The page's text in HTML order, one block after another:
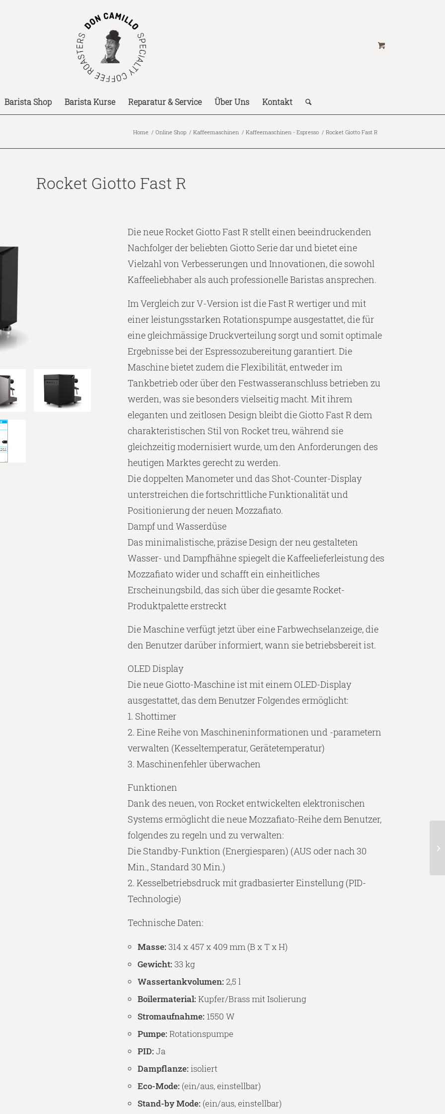
Barista Shop Barista Kurse Reparatur & Service Über Uns Kontakt
Home / Online Shop / Kaffeemaschinen / Kaffeemaschinen - Espresso / Rocket Giotto Fast R
Rocket Giotto Fast R
Die neue Rocket Giotto Fast R stellt einen beeindruckenden
Nachfolger der beliebten Giotto Serie dar und bietet eine
Vielzahl von Verbesserungen und Innovationen, die sowohl
Kaffeeliebhaber als auch professionelle Baristas ansprechen.
Im Vergleich zur V-Version ist die Fast R wertiger und mit
einer leistungsstarken Rotationspumpe ausgestattet, die für
eine gleichmässige Druckverteilung sorgt und somit optimale
Ergebnisse bei der Espressozubereitung garantiert. Die
Maschine bietet zudem die Flexibilität, entweder im
Tankbetrieb oder über den Festwasseranschluss betrieben zu
werden, was sie besonders vielseitig macht. Mit ihrem
eleganten und zeitlosen Design bleibt die Giotto Fast R dem
charakteristischen Stil von Rocket treu, während sie
gleichzeitig modernisiert wurde, um den Anforderungen des
heutigen Marktes gerecht zu werden.
Die doppelten Manometer und das Shot-Counter-Display
unterstreichen die fortschrittliche Funktionalität und
Positionierung der neuen Mozzafiato.
Dampf und Wasserdüse
Das minimalistische, präzise Design der neu gestalteten
Wasser- und Dampfhähne spiegelt die Kaffeelieferleistung des
Mozzafiato wider und schafft ein einheitliches
Erscheinungsbild, das sich über die gesamte Rocket-
Produktpalette erstreckt
Die Maschine verfügt jetzt über eine Farbwechselanzeige, die
den Benutzer darüber informiert, wann sie betriebsbereit ist.
OLED Display
Die neue Giotto-Maschine ist mit einem OLED-Display
ausgestattet, das dem Benutzer Folgendes ermöglicht:
1. Shottimer
2. Eine Reihe von Maschineninformationen und -parametern
verwalten (Kesseltemperatur, Gerätetemperatur)
3. Maschinenfehler überwachen
Funktionen
Dank des neuen, von Rocket entwickelten elektronischen
Systems ermöglicht die neue Mozzafiato-Reihe dem Benutzer,
folgendes zu regeln und zu verwalten:
Die Standby-Funktion (Energiesparen) (AUS oder nach 30
Min., Standard 30 Min.)
2. Kesselbetriebsdruck mit gradbasierter Einstellung (PID-
Technologie)
Technische Daten:
Masse: 314 x 457 x 409 mm (B x T x H)
Gewicht: 33 kg
Wassertankvolumen: 2,5 l
Boilermaterial: Kupfer/Brass mit Isolierung
Stromaufnahme: 1550 W
Pumpe: Rotationspumpe
PID: Ja
Dampflanze:isoliert
Eco-Mode: (ein/aus, einstellbar)
Stand-by Mode: (ein/aus, einstellbar)